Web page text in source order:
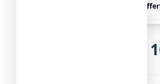
CACIT 1000 mg, 30 comprimés
Notice de